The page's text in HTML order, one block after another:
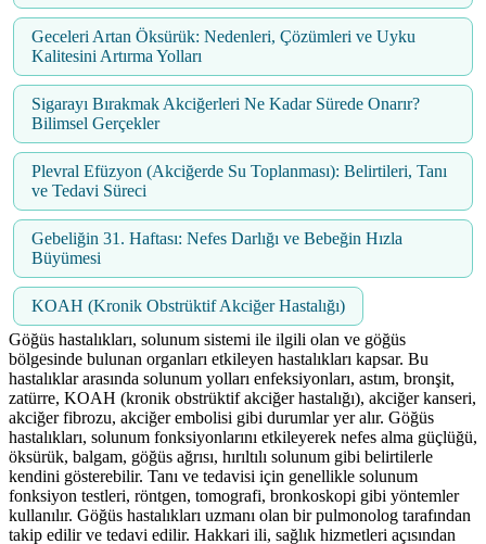
Geceleri Artan Öksürük: Nedenleri, Çözümleri ve Uyku
Kalitesini Artırma Yolları
Sigarayı Bırakmak Akciğerleri Ne Kadar Sürede Onarır?
Bilimsel Gerçekler
Plevral Efüzyon (Akciğerde Su Toplanması): Belirtileri, Tanı
ve Tedavi Süreci
Gebeliğin 31. Haftası: Nefes Darlığı ve Bebeğin Hızla
Büyümesi
KOAH (Kronik Obstrüktif Akciğer Hastalığı)
Göğüs hastalıkları, solunum sistemi ile ilgili olan ve göğüs
bölgesinde bulunan organları etkileyen hastalıkları kapsar. Bu
hastalıklar arasında solunum yolları enfeksiyonları, astım, bronşit,
zatürre, KOAH (kronik obstrüktif akciğer hastalığı), akciğer kanseri,
akciğer fibrozu, akciğer embolisi gibi durumlar yer alır. Göğüs
hastalıkları, solunum fonksiyonlarını etkileyerek nefes alma güçlüğü,
öksürük, balgam, göğüs ağrısı, hırıltılı solunum gibi belirtilerle
kendini gösterebilir. Tanı ve tedavisi için genellikle solunum
fonksiyon testleri, röntgen, tomografi, bronkoskopi gibi yöntemler
kullanılır. Göğüs hastalıkları uzmanı olan bir pulmonolog tarafından
takip edilir ve tedavi edilir. Hakkari ili, sağlık hizmetleri açısından